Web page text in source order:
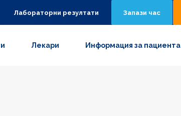
Лабораторни резултати Запази час
Лекари Информация за пациента